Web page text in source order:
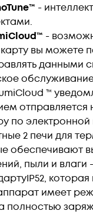
-
-
карту вы можете
данными
™
по электронной
2 печи для
обеспечивают
пыли и
имеет
полностью